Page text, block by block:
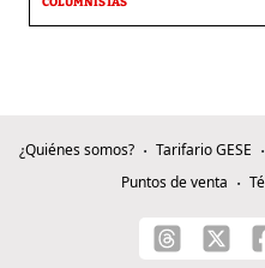
¿Quiénes somos? Tarifario GESE
Puntos de venta